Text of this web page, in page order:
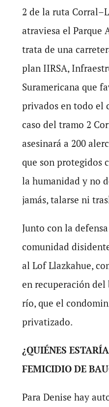
2 de la ruta
atraviesa el Parque
trata de una
plan IIRSA,
Suramericana que
privados en todo el
caso del tramo 2
asesinará a 200
que son protegidos
la humanidad y no
jamás, talarse ni
Junto con la
comunidad
al Lof Llazkahue,
en recuperación
río, que el
privatizado.
¿QUIÉNES
FEMICIDIO DE
Para Denise hay